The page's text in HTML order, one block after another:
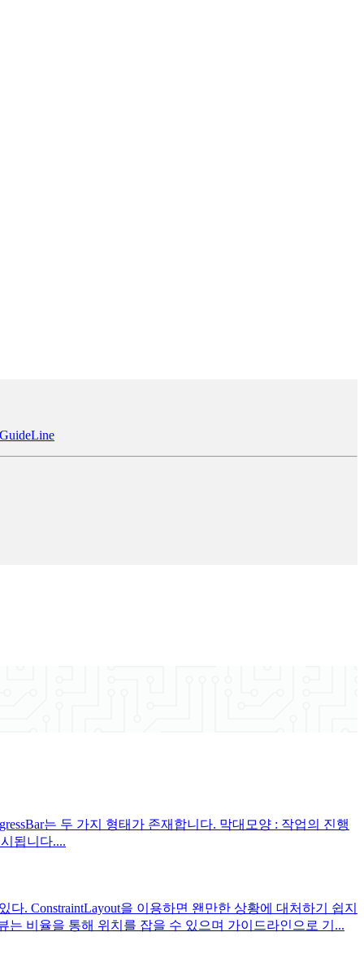
는 두 가지 형태가 존재합니다. 막대모양 : 작업의 진행
됩니다....
. ConstraintLayout을 이용하면 왠만한 상황에 대처하기 쉽지
비율을 통해 위치를 잡을 수 있으며 가이드라인으로 기...